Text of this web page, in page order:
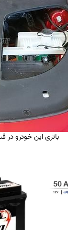
باتری این خودرو در